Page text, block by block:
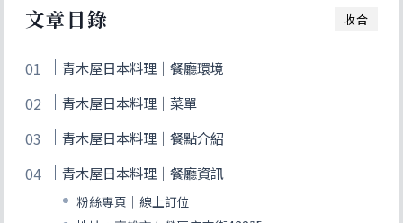
收合
文章目錄
青木屋日本料理｜餐廳環境
青木屋日本料理｜菜單
青木屋日本料理｜餐點介紹
青木屋日本料理｜餐廳資訊
粉絲專頁｜線上訂位